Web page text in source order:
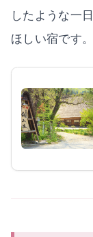
したような一
ほしい宿です。